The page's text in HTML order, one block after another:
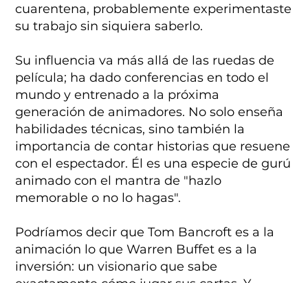
cuarentena, probablemente experimentaste
su trabajo sin siquiera saberlo.
Su influencia va más allá de las ruedas de
película; ha dado conferencias en todo el
mundo y entrenado a la próxima
generación de animadores. No solo enseña
habilidades técnicas, sino también la
importancia de contar historias que resuene
con el espectador. Él es una especie de gurú
animado con el mantra de "hazlo
memorable o no lo hagas".
Podríamos decir que Tom Bancroft es a la
animación lo que Warren Buffet es a la
inversión: un visionario que sabe